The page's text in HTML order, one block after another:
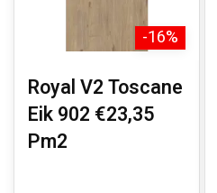
-16%
Royal V2 Toscane
Eik 902 €23,35
Pm2